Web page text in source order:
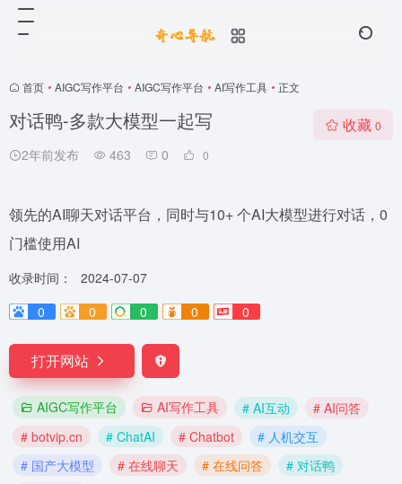
首页 • AIGC写作平台 • AIGC写作平台 • AI写作工具 • 正文
对话鸭-多款大模型一起写
2年前发布 463 0 0
收藏 0
领先的AI聊天对话平台，同时与10+ 个AI大模型进行对话，0
门槛使用AI
收录时间：
2024-07-07
0
0 0 0 0
打开网站
AIGC写作平台 AI写作工具 # AI互动
# AI问答
# botvip.cn
# ChatAI # Chatbot
# 人机交互
# 国产大模型
# 在线聊天 # 在线问答
# 对话鸭